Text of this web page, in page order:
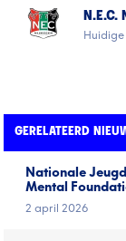
N.E.C.
Huidige
GERELATEERD
Nationale
Mental
2 april 2026